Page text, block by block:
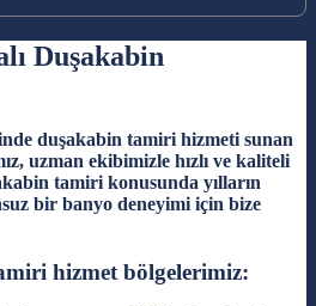
Duşakabin
duşakabin tamiri hizmeti sunan
uzman ekibimizle hızlı ve kaliteli
tamiri konusunda yılların
bir banyo deneyimi için bize
hizmet bölgelerimiz: